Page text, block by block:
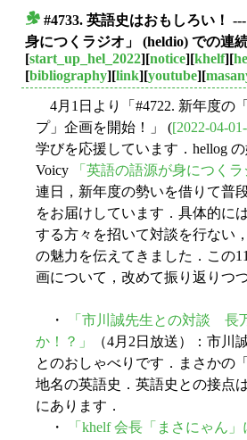
#4733. 英語史はおもしろい！
身につくラジオ」 (heldio) での連
[start_up_hel_2022][notice][khelf][
[bibliography][link][youtube][
4月1日より「#4722. 新年度の
プ」企画を開始！」 ([2022-04-
学びを応援しています．hellog
Voicy
「英語の語源が身につく
連日，新年度の勢いを借りて普
をお届けしています．具体的に
する方々を招いて対談を行ない
の魅力を伝えてきました．この
画について，改めて振り返りつ
・
「市川誠先生との対談 長
か！？」
（4月2日放送）：市川
とのおしゃべりです．まさかの
地名の英語史．英語史との接点
にあります．
・
「khelf 会長「まさにゃん